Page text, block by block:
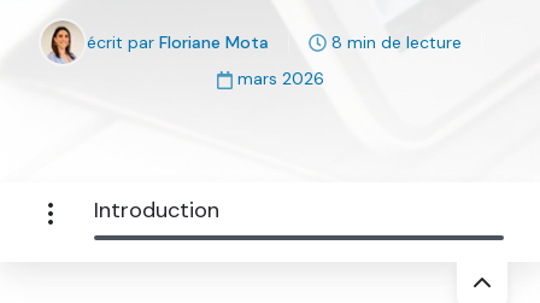
écrit par Floriane Mota
8 min de lecture
mars 2026
Introduction